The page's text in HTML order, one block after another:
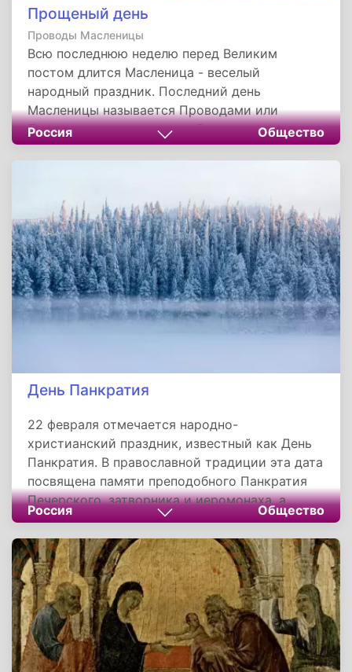
Прощеный день
Проводы Масленицы
Всю последнюю неделю перед Великим
постом длится Масленица - веселый
народный праздник. Последний день
Масленицы называется Проводами или
Прощеным воскресеньем. В этот день
прощаются с зимой.
Россия Общество
День Панкратия
22 февраля отмечается народно-
христианский праздник, известный как День
Панкратия. В православной традиции эта дата
посвящена памяти преподобного Панкратия
Печерского, затворника и иеромонаха, а
также мученика Никифора из Антиохии
Сирской. У праздника есть несколько
названий: Панкрат, День Никифора и
Панкратия, Лаптев день, Панкратий-лапотник,
День Преподобного Панкратия Печерского.
Россия Общество